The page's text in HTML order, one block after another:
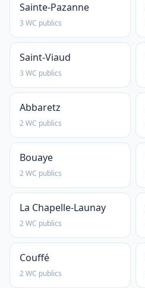
Sainte-Pazanne
3 WC publics
Saint-Viaud
3 WC publics
Abbaretz
2 WC publics
Bouaye
2 WC publics
La Chapelle-Launay
2 WC publics
Couffé
2 WC publics